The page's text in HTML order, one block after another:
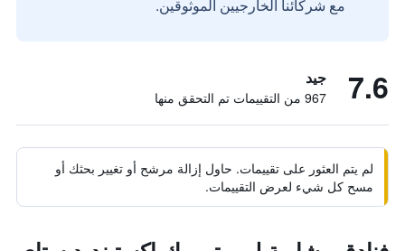
مع شركائنا الخارجيين الموثوقين.
7.6 جيد
967 من التقييمات تم التحقق منها
لم يتم العثور على تقييمات. حاول إزالة مرشح أو تغيير بحثك أو
مسح كل شيء لعرض التقييمات.